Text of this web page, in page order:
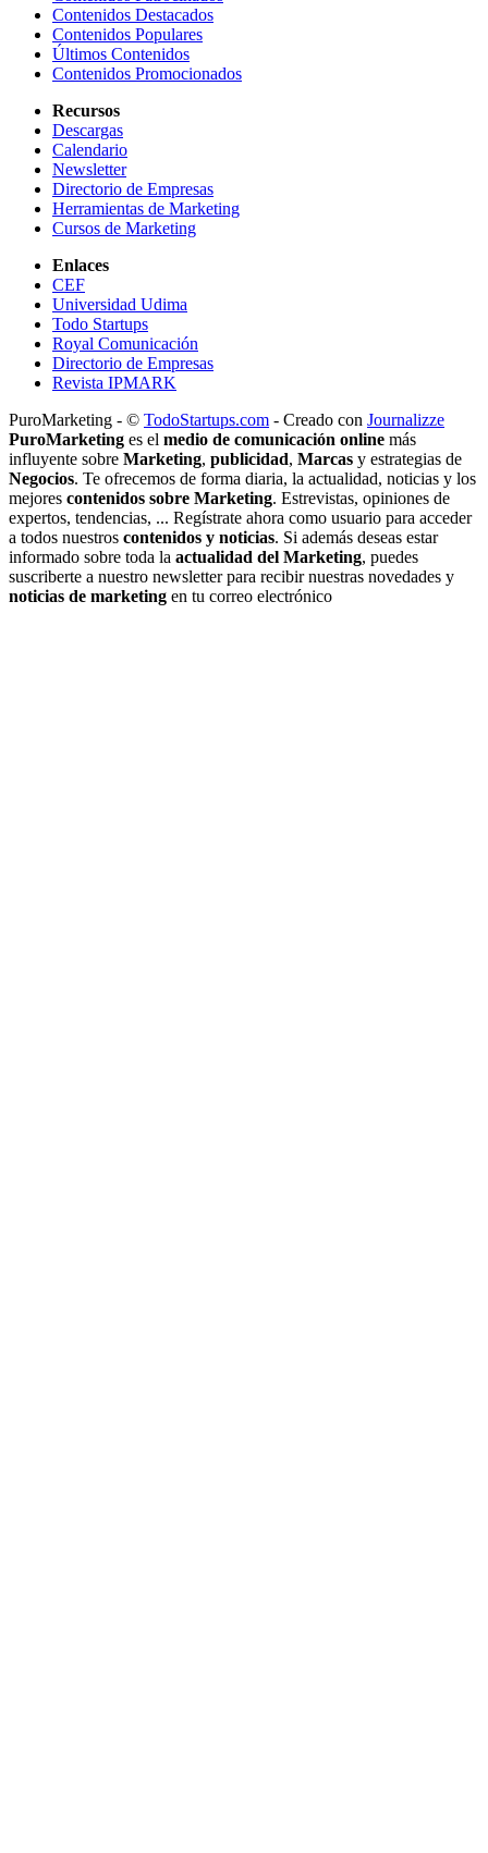
Contenidos Destacados
Contenidos Populares
Últimos Contenidos
Contenidos Promocionados
Recursos
Descargas
Calendario
Newsletter
Directorio de Empresas
Herramientas de Marketing
Cursos de Marketing
Enlaces
CEF
Universidad Udima
Todo Startups
Royal Comunicación
Directorio de Empresas
Revista IPMARK
PuroMarketing - © TodoStartups.com - Creado con Journalizze
PuroMarketing es el medio de comunicación online más
influyente sobre Marketing, publicidad, Marcas y estrategias de
Negocios. Te ofrecemos de forma diaria, la actualidad, noticias y los
mejores contenidos sobre Marketing. Estrevistas, opiniones de
expertos, tendencias, ... Regístrate ahora como usuario para acceder
a todos nuestros contenidos y noticias. Si además deseas estar
informado sobre toda la actualidad del Marketing, puedes
suscriberte a nuestro newsletter para recibir nuestras novedades y
noticias de marketing en tu correo electrónico